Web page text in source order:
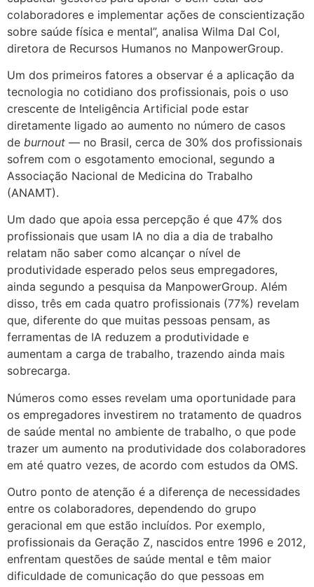
colaboradores e implementar ações de conscientização
sobre saúde física e mental”, analisa Wilma Dal Col,
diretora de Recursos Humanos no ManpowerGroup.
Um dos primeiros fatores a observar é a aplicação da
tecnologia no cotidiano dos profissionais, pois o uso
crescente de Inteligência Artificial pode estar
diretamente ligado ao aumento no número de casos
de burnout — no Brasil, cerca de 30% dos profissionais
sofrem com o esgotamento emocional, segundo a
Associação Nacional de Medicina do Trabalho
(ANAMT).
Um dado que apoia essa percepção é que 47% dos
profissionais que usam IA no dia a dia de trabalho
relatam não saber como alcançar o nível de
produtividade esperado pelos seus empregadores,
ainda segundo a pesquisa da ManpowerGroup. Além
disso, três em cada quatro profissionais (77%) revelam
que, diferente do que muitas pessoas pensam, as
ferramentas de IA reduzem a produtividade e
aumentam a carga de trabalho, trazendo ainda mais
sobrecarga.
Números como esses revelam uma oportunidade para
os empregadores investirem no tratamento de quadros
de saúde mental no ambiente de trabalho, o que pode
trazer um aumento na produtividade dos colaboradores
em até quatro vezes, de acordo com estudos da OMS.
Outro ponto de atenção é a diferença de necessidades
entre os colaboradores, dependendo do grupo
geracional em que estão incluídos. Por exemplo,
profissionais da Geração Z, nascidos entre 1996 e 2012,
enfrentam questões de saúde mental e têm maior
dificuldade de comunicação do que pessoas em